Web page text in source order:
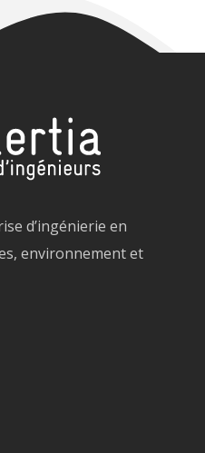
d’ingénierie en
environnement et